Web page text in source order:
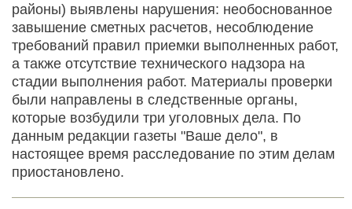
районы) выявлены нарушения: необоснованное
завышение сметных расчетов, несоблюдение
требований правил приемки выполненных работ,
а также отсутствие технического надзора на
стадии выполнения работ. Материалы проверки
были направлены в следственные органы,
которые возбудили три уголовных дела. По
данным редакции газеты "Ваше дело", в
настоящее время расследование по этим делам
приостановлено.